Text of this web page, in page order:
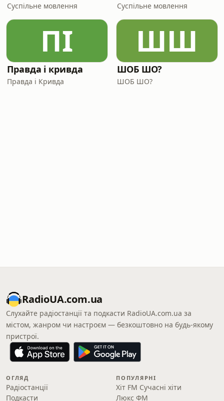
Суспільне мовлення Суспільне мовлення
ПІ
Правда і кривда
Правда і Кривда
ШШ
ШОБ ШО?
ШОБ ШО?
RadioUA.com.ua
Слухайте радіостанції та подкасти RadioUA.com.ua за
містом, жанром чи настроєм — безкоштовно на будь-якому
пристрої.
ОГЛЯД
Радіостанції
Подкасти
ПОПУЛЯРНІ
Хіт FM Сучасні хіти
Люкс ФМ